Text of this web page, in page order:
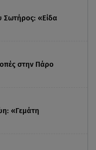
Σωτήρος: «Είδα
στην Πάρο
«Γεμάτη